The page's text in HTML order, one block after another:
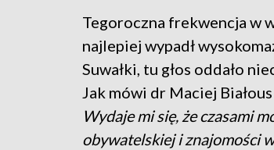
Tegoroczna frekwencja w
najlepiej wypadł
Suwałki, tu głos oddało
Jak mówi dr Maciej
Wydaje mi się, że czasami
obywatelskiej i znajomości